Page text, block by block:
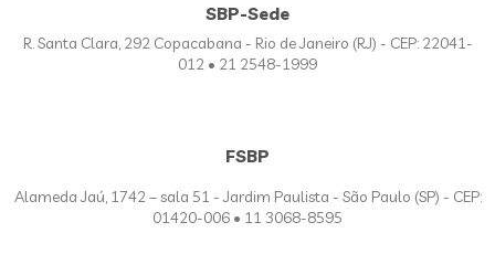
SBP-Sede
R. Santa Clara, 292 Copacabana - Rio de Janeiro (RJ) - CEP: 22041-
012 • 21 2548-1999
FSBP
Alameda Jaú, 1742 – sala 51 - Jardim Paulista - São Paulo (SP) - CEP:
01420-006 • 11 3068-8595